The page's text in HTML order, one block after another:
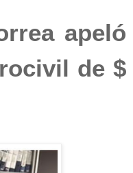
apeló
de $